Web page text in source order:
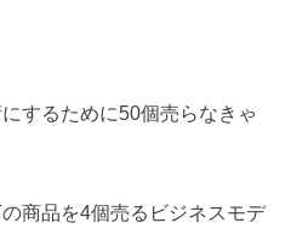
するために50個売らなきゃ
商品を4個売るビジネスモデ